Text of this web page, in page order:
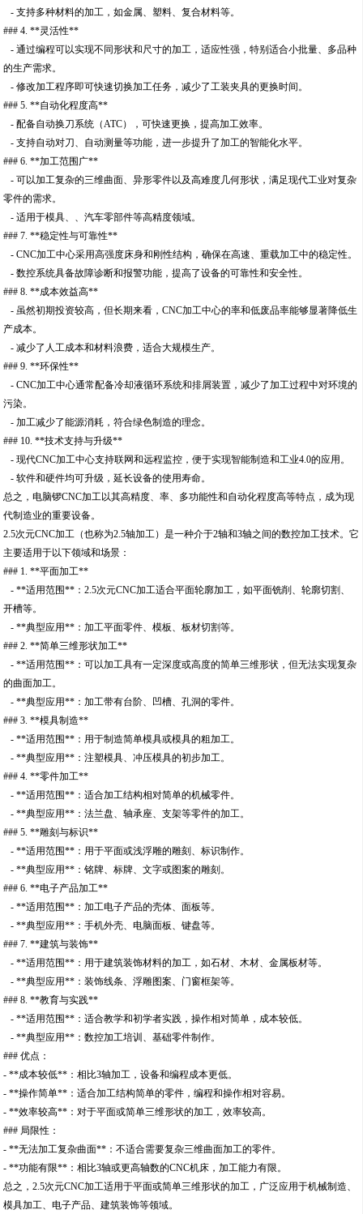
- 支持多种材料的加工，如金属、塑料、复合材料等。
### 4. **灵活性**
- 通过编程可以实现不同形状和尺寸的加工，适应性强，特别适合小批量、多品种
的生产需求。
- 修改加工程序即可快速切换加工任务，减少了工装夹具的更换时间。
### 5. **自动化程度高**
- 配备自动换刀系统（ATC），可快速更换，提高加工效率。
- 支持自动对刀、自动测量等功能，进一步提升了加工的智能化水平。
### 6. **加工范围广**
- 可以加工复杂的三维曲面、异形零件以及高难度几何形状，满足现代工业对复杂
零件的需求。
- 适用于模具、、汽车零部件等高精度领域。
### 7. **稳定性与可靠性**
- CNC加工中心采用高强度床身和刚性结构，确保在高速、重载加工中的稳定性。
- 数控系统具备故障诊断和报警功能，提高了设备的可靠性和安全性。
### 8. **成本效益高**
- 虽然初期投资较高，但长期来看，CNC加工中心的率和低废品率能够显著降低生
产成本。
- 减少了人工成本和材料浪费，适合大规模生产。
### 9. **环保性**
- CNC加工中心通常配备冷却液循环系统和排屑装置，减少了加工过程中对环境的
污染。
- 加工减少了能源消耗，符合绿色制造的理念。
### 10. **技术支持与升级**
- 现代CNC加工中心支持联网和远程监控，便于实现智能制造和工业4.0的应用。
- 软件和硬件均可升级，延长设备的使用寿命。
总之，电脑锣CNC加工以其高精度、率、多功能性和自动化程度高等特点，成为现
代制造业的重要设备。
2.5次元CNC加工（也称为2.5轴加工）是一种介于2轴和3轴之间的数控加工技术。它
主要适用于以下领域和场景：
### 1. **平面加工**
- **适用范围**：2.5次元CNC加工适合平面轮廓加工，如平面铣削、轮廓切割、
开槽等。
- **典型应用**：加工平面零件、模板、板材切割等。
### 2. **简单三维形状加工**
- **适用范围**：可以加工具有一定深度或高度的简单三维形状，但无法实现复杂
的曲面加工。
- **典型应用**：加工带有台阶、凹槽、孔洞的零件。
### 3. **模具制造**
- **适用范围**：用于制造简单模具或模具的粗加工。
- **典型应用**：注塑模具、冲压模具的初步加工。
### 4. **零件加工**
- **适用范围**：适合加工结构相对简单的机械零件。
- **典型应用**：法兰盘、轴承座、支架等零件的加工。
### 5. **雕刻与标识**
- **适用范围**：用于平面或浅浮雕的雕刻、标识制作。
- **典型应用**：铭牌、标牌、文字或图案的雕刻。
### 6. **电子产品加工**
- **适用范围**：加工电子产品的壳体、面板等。
- **典型应用**：手机外壳、电脑面板、键盘等。
### 7. **建筑与装饰**
- **适用范围**：用于建筑装饰材料的加工，如石材、木材、金属板材等。
- **典型应用**：装饰线条、浮雕图案、门窗框架等。
### 8. **教育与实践**
- **适用范围**：适合教学和初学者实践，操作相对简单，成本较低。
- **典型应用**：数控加工培训、基础零件制作。
### 优点：
- **成本较低**：相比3轴加工，设备和编程成本更低。
- **操作简单**：适合加工结构简单的零件，编程和操作相对容易。
- **效率较高**：对于平面或简单三维形状的加工，效率较高。
### 局限性：
- **无法加工复杂曲面**：不适合需要复杂三维曲面加工的零件。
- **功能有限**：相比3轴或更高轴数的CNC机床，加工能力有限。
总之，2.5次元CNC加工适用于平面或简单三维形状的加工，广泛应用于机械制造、
模具加工、电子产品、建筑装饰等领域。